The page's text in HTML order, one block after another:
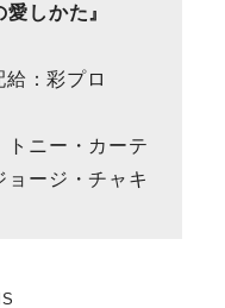
しかた』
：彩プロ
トニー・カーテ
ョージ・チャキ